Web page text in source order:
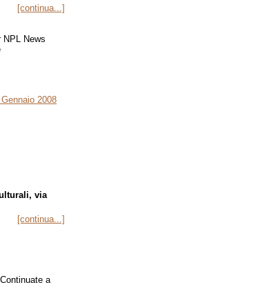
[continua...]
2008
via
[continua...]
a